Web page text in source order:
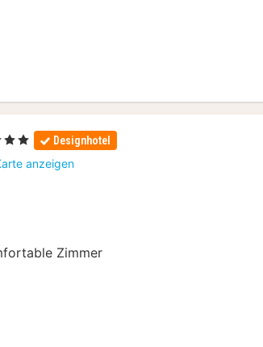
Designhotel
anzeigen
Zimmer